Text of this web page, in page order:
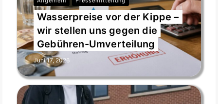
Wasserpreise vor der Kippe –
wir stellen uns gegen die
Gebühren-Umverteilung
Juni 17, 2026